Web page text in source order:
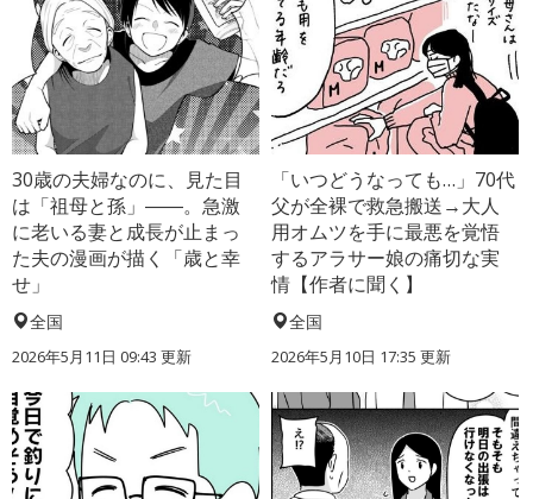
30歳の夫婦なのに、見た目
は「祖母と孫」――。急激
に老いる妻と成長が止まっ
た夫の漫画が描く「歳と幸
せ」
全国
2026年5月11日 09:43 更新
「いつどうなっても…」70代
父が全裸で救急搬送→大人
用オムツを手に最悪を覚悟
するアラサー娘の痛切な実
情【作者に聞く】
全国
2026年5月10日 17:35 更新